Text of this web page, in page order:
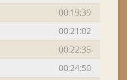
00:19:39
00:21:02
00:22:35
00:24:50